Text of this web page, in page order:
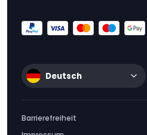
Deutsch
Barrierefreiheit